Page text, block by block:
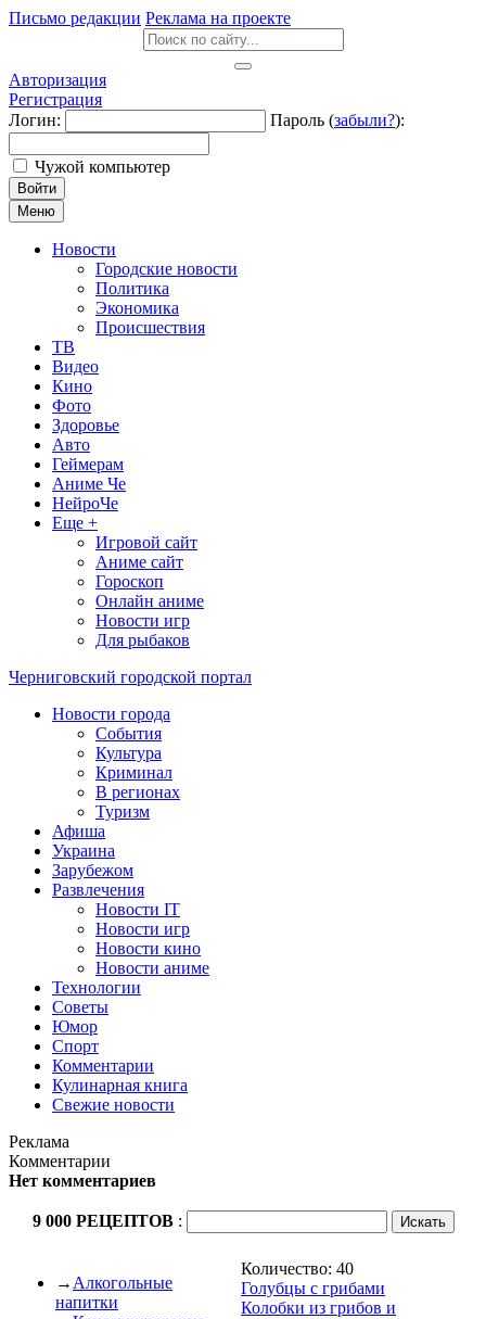
Письмо редакции Реклама на проекте
Авторизация
Регистрация
Логин:
Пароль (забыли?):
Чужой компьютер
Войти
Меню
Новости
Городские новости
Политика
Экономика
Происшествия
ТВ
Видео
Кино
Фото
Здоровье
Авто
Геймерам
Аниме Че
НейроЧе
Еще +
Игровой сайт
Аниме сайт
Гороскоп
Онлайн аниме
Новости игр
Для рыбаков
Черниговский городской портал
Новости города
События
Культура
Криминал
В регионах
Туризм
Афиша
Украина
Зарубежом
Развлечения
Новости IT
Новости игр
Новости кино
Новости аниме
Технологии
Советы
Юмор
Спорт
Комментарии
Кулинарная книга
Свежие новости
Реклама
Комментарии
Нет комментариев
9 000 РЕЦЕПТОВ :
→ Алкогольные
напитки
Количество: 40
Голубцы с грибами
Колобки из грибов и